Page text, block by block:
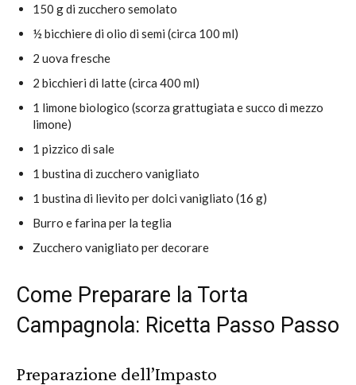
150 g di zucchero semolato
½ bicchiere di olio di semi (circa 100 ml)
2 uova fresche
2 bicchieri di latte (circa 400 ml)
1 limone biologico (scorza grattugiata e succo di mezzo
limone)
1 pizzico di sale
1 bustina di zucchero vanigliato
1 bustina di lievito per dolci vanigliato (16 g)
Burro e farina per la teglia
Zucchero vanigliato per decorare
Come Preparare la Torta
Campagnola: Ricetta Passo Passo
Preparazione dell’Impasto